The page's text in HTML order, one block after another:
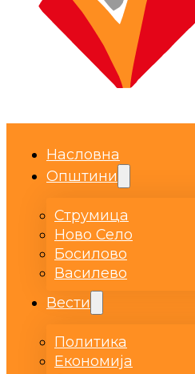
Насловна
Општини
Струмица
Ново Село
Босилово
Василево
Вести
Политика
Економија